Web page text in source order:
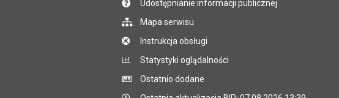
Udostępnianie informacji publicznej
Mapa serwisu
Instrukcja obsługi
Statystyki oglądalności
Ostatnio dodane